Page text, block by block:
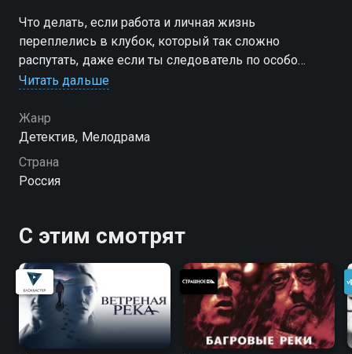
Что делать, если работа и личная жизнь
переплелись в клубок, который так сложно
распутать, даже если ты следователь по особо
тяжким преступлениям? Героиня готова справиться
мрака есть выход
Читать дальше
Жанр
Детектив, Мелодрама
Страна
Россия
С этим смотрят